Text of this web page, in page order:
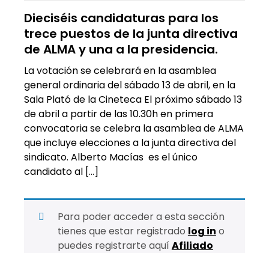
Dieciséis candidaturas para los
trece puestos de la junta directiva
de ALMA y una a la presidencia.
La votación se celebrará en la asamblea
general ordinaria del sábado 13 de abril, en la
Sala Plató de la Cineteca El próximo sábado 13
de abril a partir de las 10.30h en primera
convocatoria se celebra la asamblea de ALMA
que incluye elecciones a la junta directiva del
sindicato. Alberto Macías es el único
candidato al […]
Para poder acceder a esta sección
tienes que estar registrado log in o
puedes registrarte aquí Afiliado